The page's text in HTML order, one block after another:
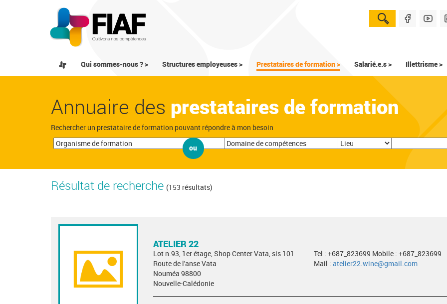
Qui sommes-nous ? > Structures employeuses > Prestataires de formation > Salarié.e.s > Illettrisme >
Annuaire des prestataires de formation
Rechercher un prestataire de formation pouvant répondre à mon besoin
ou
Résultat de recherche (153 résultats)
ATELIER 22
Lot n.93, 1er étage, Shop Center Vata, sis 101
Route de l'anse Vata
Nouméa 98800
Nouvelle-Calédonie
Tel : +687_823699 Mobile : +687_823699
Mail : atelier22.wine@gmail.com